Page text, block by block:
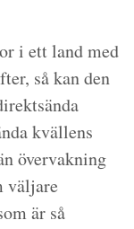
i ett land med
så kan den
kvällens
övervakning
väljare
är så